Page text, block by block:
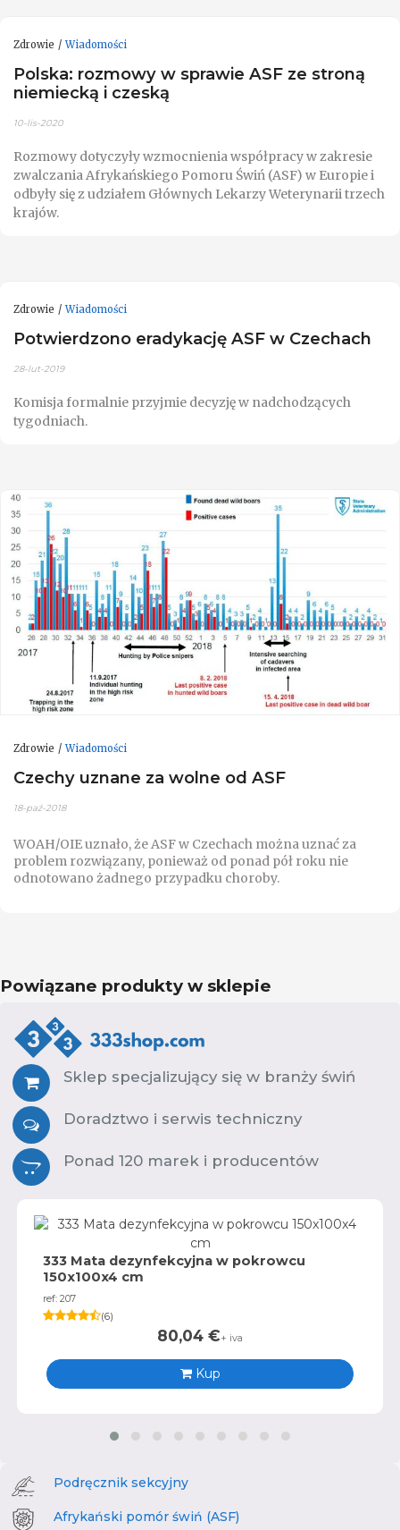
Zdrowie Wiadomości
Polska: rozmowy w sprawie ASF ze stroną
niemiecką i czeską
10-lis-2020
Rozmowy dotyczyły wzmocnienia współpracy w zakresie
zwalczania Afrykańskiego Pomoru Świń (ASF) w Europie i
odbyły się z udziałem Głównych Lekarzy Weterynarii trzech
krajów.
Zdrowie Wiadomości
Potwierdzono eradykację ASF w Czechach
28-lut-2019
Komisja formalnie przyjmie decyzję w nadchodzących
tygodniach.
Zdrowie Wiadomości
Czechy uznane za wolne od ASF
18-paź-2018
WOAH/OIE uznało, że ASF w Czechach można uznać za
problem rozwiązany, ponieważ od ponad pół roku nie
odnotowano żadnego przypadku choroby.
Powiązane produkty w sklepie
Sklep specjalizujący się w branży świń
Doradztwo i serwis techniczny
Ponad 120 marek i producentów
333 Mata dezynfekcyjna w pokrowcu
150x100x4 cm
ref: 207
(6)
80,04 €+ iva
Kup
Podręcznik sekcyjny
Afrykański pomór świń (ASF)